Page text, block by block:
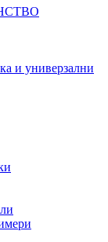
и универзални